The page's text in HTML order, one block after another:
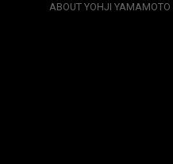
ABOUT YOHJI YAMAMOTO